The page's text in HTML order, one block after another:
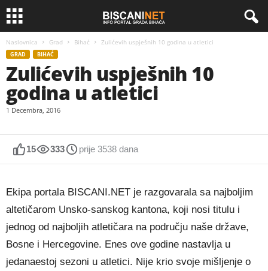
Naslovnica Grad Bihać Zulićevih uspješnih 10 godina u atletici
GRAD BIHAĆ
Zulićevih uspješnih 10
godina u atletici
1 Decembra, 2016
15 333 prije 3538 dana
Ekipa portala BISCANI.NET je razgovarala sa najboljim
altetičarom Unsko-sanskog kantona, koji nosi titulu i
jednog od najboljih atletičara na području naše države,
Bosne i Hercegovine. Enes ove godine nastavlja u
jedanaestoj sezoni u atletici. Nije krio svoje mišljenje o